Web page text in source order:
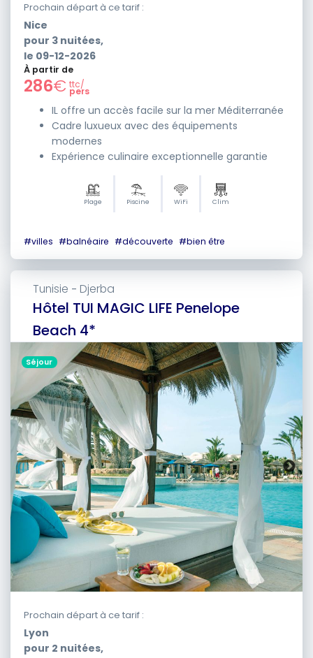
Prochain départ à ce tarif :
Nice
pour 3 nuitées,
le 09-12-2026
À partir de
286€ ttc/
pers
IL offre un accès facile sur la mer Méditerranée
Cadre luxueux avec des équipements
modernes
Expérience culinaire exceptionnelle garantie
Plage Piscine WiFi Clim
#villes #balnéaire #découverte #bien être
Hôtel TUI MAGIC LIFE Penelope
Beach 4*
Tunisie - Djerba
Séjour
Prochain départ à ce tarif :
Lyon
pour 2 nuitées,